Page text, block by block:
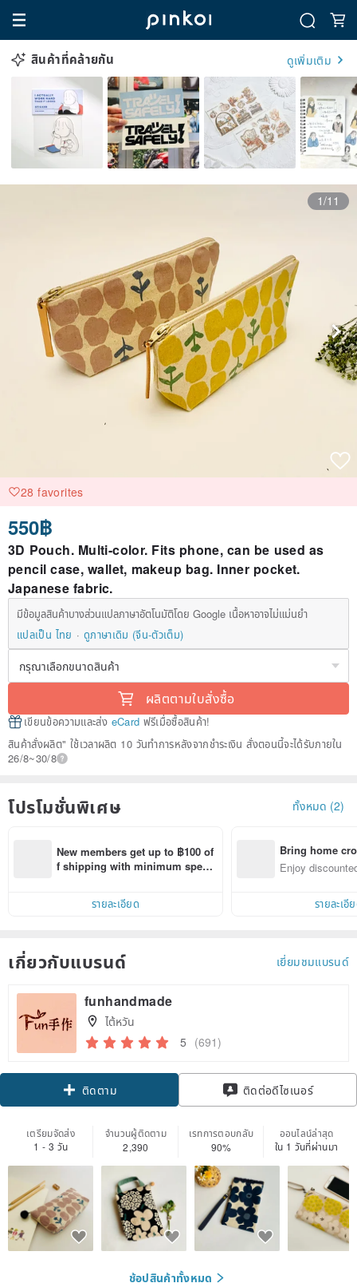
สินค้าที่คล้ายกัน ดูเพิ่มเติม
1/11
28 favorites
550฿
3D Pouch. Multi-color. Fits phone, can be used as
pencil case, wallet, makeup bag. Inner pocket.
Japanese fabric.
มีข้อมูลสินค้าบางส่วนแปลภาษาอัตโนมัติโดย Google เนื้อหาอาจไม่แม่นยำ
แปลเป็น ไทย
ดูภาษาเดิม (จีน-ตัวเต็ม)
ผลิตตามใบสั่งซื้อ
เขียนข้อความและส่ง eCard ฟรีเมื่อซื้อสินค้า!
สินค้าสั่งผลิต" ใช้เวลาผลิต 10 วันทำการหลังจากชำระเงิน สั่งตอนนี้จะได้รับภายใน
26/8~30/8
โปรโมชั่นพิเศษ ทั้งหมด (2)
New members get up to ฿100 of
f shipping with minimum spen
รายละเอียด
Bring home
n with ease
Enjoy
รายละเอี
เกี่ยวกับแบรนด์ เยี่ยมชมแบรนด์
funhandmade
ไต้หวัน
5 (691)
ติดตาม ติดต่อดีไซเนอร์
เตรียมจัดส่ง
1 - 3 วัน
จำนวนผู้ติดตาม
2,390
เรทการตอบกลับ
90%
ออนไลน์ล่าสุด
ใน 1 วันที่ผ่านมา
ช้อปสินค้าทั้งหมด